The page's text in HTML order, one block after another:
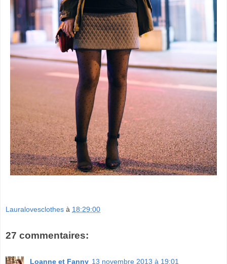
Lauralovesclothes à 18:29:00
27 commentaires:
Loanne et Fanny 13 novembre 2013 à 19:01